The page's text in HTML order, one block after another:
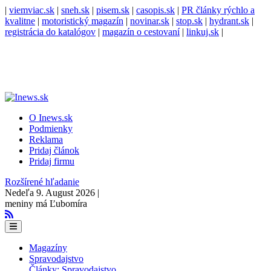
| viemviac.sk | sneh.sk | pisem.sk | casopis.sk | PR články rýchlo a
kvalitne | motoristický magazín | novinar.sk | stop.sk | hydrant.sk |
registrácia do katalógov | magazín o cestovaní| linkuj.sk |
O Inews.sk
Podmienky
Reklama
Pridaj článok
Pridaj firmu
Rozšírené hľadanie
Nedeľa 9. August 2026 |
meniny má Ľubomíra
Magazíny
Spravodajstvo